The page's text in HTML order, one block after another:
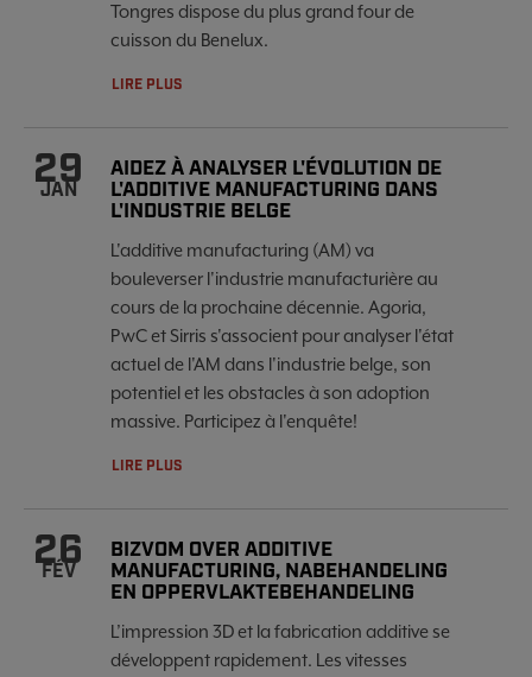
Tongres dispose du plus grand four de
cuisson du Benelux.
LIRE PLUS
29
JAN
AIDEZ À ANALYSER L'ÉVOLUTION DE
L'ADDITIVE MANUFACTURING DANS
L'INDUSTRIE BELGE
L'additive manufacturing (AM) va
bouleverser l'industrie manufacturière au
cours de la prochaine décennie. Agoria,
PwC et Sirris s'associent pour analyser l'état
actuel de l'AM dans l'industrie belge, son
potentiel et les obstacles à son adoption
massive. Participez à l'enquête!
LIRE PLUS
26
FÉV
BIZVOM OVER ADDITIVE
MANUFACTURING, NABEHANDELING
EN OPPERVLAKTEBEHANDELING
L’impression 3D et la fabrication additive se
développent rapidement. Les vitesses